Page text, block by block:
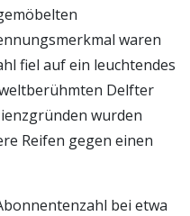
waren
fiel auf ein leuchtendes
Delfter
wurden
Reifen gegen einen
bei etwa